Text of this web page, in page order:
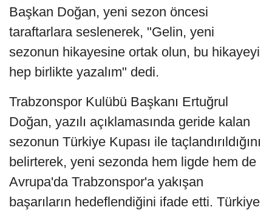
Başkan Doğan, yeni sezon öncesi
taraftarlara seslenerek, "Gelin, yeni
sezonun hikayesine ortak olun, bu hikayeyi
hep birlikte yazalım" dedi.
Trabzonspor Kulübü Başkanı Ertuğrul
Doğan, yazılı açıklamasında geride kalan
sezonun Türkiye Kupası ile taçlandırıldığını
belirterek, yeni sezonda hem ligde hem de
Avrupa'da Trabzonspor'a yakışan
başarıların hedeflendiğini ifade etti. Türkiye